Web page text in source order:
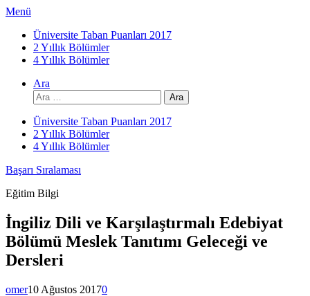
İçeriğe
Menü
Üniversite Taban Puanları 2017
2 Yıllık Bölümler
4 Yıllık Bölümler
Ara
Arama:
Üniversite Taban Puanları 2017
2 Yıllık Bölümler
4 Yıllık Bölümler
Başarı Sıralaması
Eğitim Bilgi
İngiliz Dili ve Karşılaştırmalı Edebiyat
Bölümü Meslek Tanıtımı Geleceği ve
Dersleri
omer10 Ağustos 20170